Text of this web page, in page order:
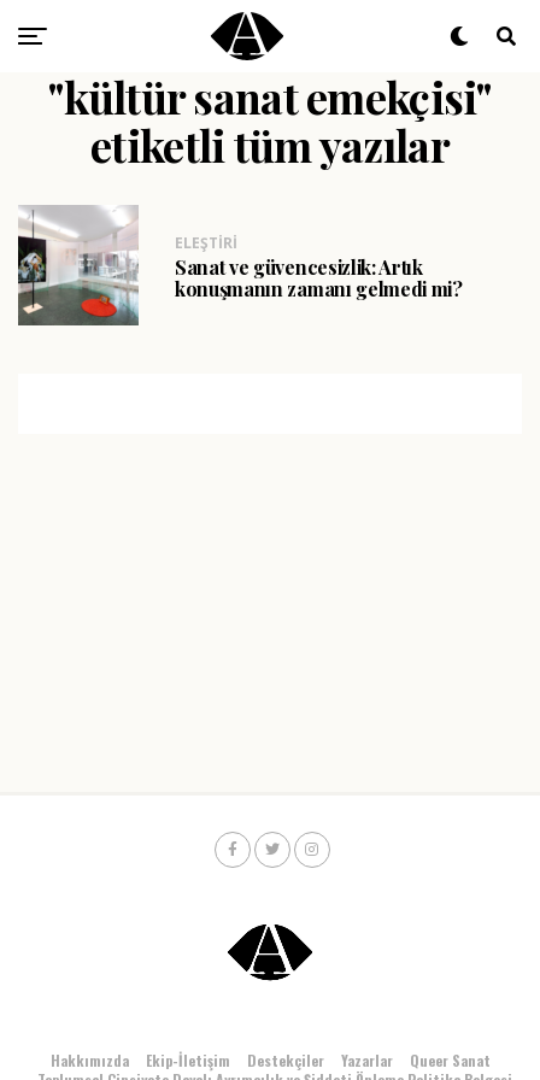
"kültür sanat emekçisi"
etiketli tüm yazılar
ELEŞTIRI
Sanat ve güvencesizlik: Artık
konuşmanın zamanı gelmedi mi?
Hakkımızda Ekip-İletişim Destekçiler Yazarlar
Queer Sanat